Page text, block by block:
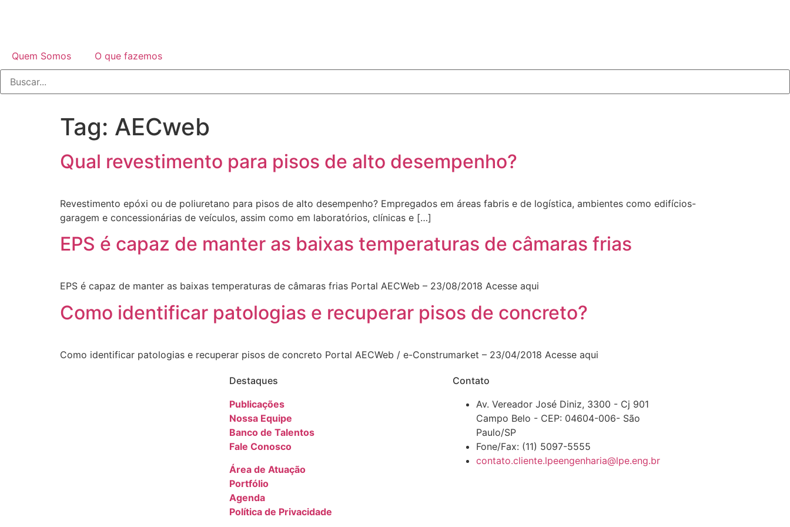
Quem Somos O que fazemos
Tag: AECweb
Qual revestimento para pisos de alto desempenho?
Revestimento epóxi ou de poliuretano para pisos de alto desempenho? Empregados em áreas fabris e de logística, ambientes como edifícios-
garagem e concessionárias de veículos, assim como em laboratórios, clínicas e […]
EPS é capaz de manter as baixas temperaturas de câmaras frias
EPS é capaz de manter as baixas temperaturas de câmaras frias Portal AECWeb – 23/08/2018 Acesse aqui
Como identificar patologias e recuperar pisos de concreto?
Como identificar patologias e recuperar pisos de concreto Portal AECWeb / e-Construmarket – 23/04/2018 Acesse aqui
Destaques
Publicações
Nossa Equipe
Banco de Talentos
Fale Conosco
Área de Atuação
Portfólio
Agenda
Política de Privacidade
Contato
Av. Vereador José Diniz, 3300 - Cj 901
Campo Belo - CEP: 04604-006- São
Paulo/SP
Fone/Fax: (11) 5097-5555
contato.cliente.lpeengenharia@lpe.eng.br